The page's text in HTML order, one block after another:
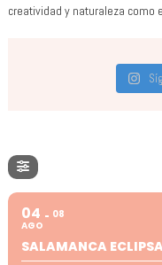
creatividad y naturaleza como
04
AGO
08
SALAMANCA